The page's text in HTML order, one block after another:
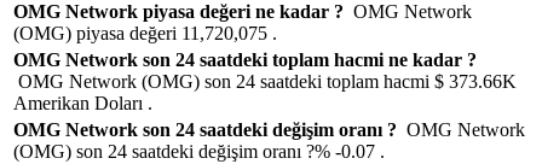
OMG Network piyasa değeri ne kadar ? OMG Network
(OMG) piyasa değeri 11,720,075 .
OMG Network son 24 saatdeki toplam hacmi ne kadar ?
OMG Network (OMG) son 24 saatdeki toplam hacmi $ 373.66K
Amerikan Doları .
OMG Network son 24 saatdeki değişim oranı ? OMG Network
(OMG) son 24 saatdeki değişim oranı ?% -0.07 .